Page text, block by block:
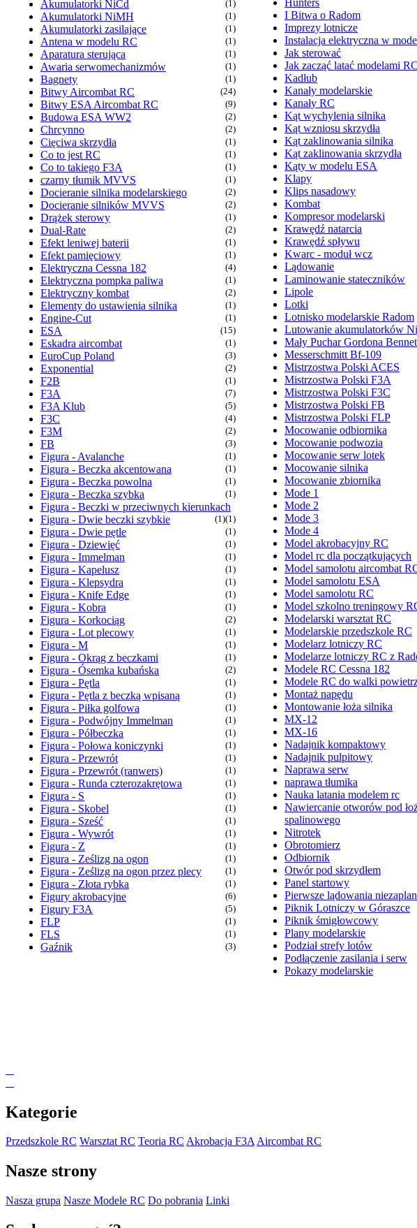
Akumulatorki NiCd (1)
Akumulatorki NiMH (1)
Akumulatorki zasilające (1)
Antena w modelu RC (1)
Aparatura sterująca (1)
Awaria serwomechanizmów (1)
Bagnety (1)
Bitwy Aircombat RC (24)
Bitwy ESA Aircombat RC (9)
Budowa ESA WW2 (2)
Chrcynno (2)
Cięciwa skrzydła (1)
Co to jest RC (1)
Co to takiego F3A (1)
czarny tłumik MVVS (1)
Docieranie silnika modelarskiego (2)
Docieranie silników MVVS (2)
Drążek sterowy (1)
Dual-Rate (2)
Efekt leniwej baterii (1)
Efekt pamięciowy (1)
Elektryczna Cessna 182 (4)
Elektryczna pompka paliwa (1)
Elektryczny kombat (2)
Elementy do ustawienia silnika (1)
Engine-Cut (1)
ESA (15)
Eskadra aircombat (1)
EuroCup Poland (3)
Exponential (2)
F2B (1)
F3A (7)
F3A Klub (5)
F3C (4)
F3M (2)
FB (3)
Figura - Avalanche (1)
Figura - Beczka akcentowana (1)
Figura - Beczka powolna (1)
Figura - Beczka szybka (1)
Figura - Beczki w przeciwnych kierunkach
(1)
Figura - Dwie beczki szybkie (1)
Figura - Dwie pętle (1)
Figura - Dziewięć (1)
Figura - Immelman (1)
Figura - Kapelusz (1)
Figura - Klepsydra (1)
Figura - Knife Edge (1)
Figura - Kobra (1)
Figura - Korkociąg (2)
Figura - Lot plecowy (1)
Figura - M (1)
Figura - Okrąg z beczkami (1)
Figura - Ósemka kubańska (2)
Figura - Pętla (1)
Figura - Pętla z beczką wpisaną (1)
Figura - Piłka golfowa (1)
Figura - Podwójny Immelman (1)
Figura - Półbeczka (1)
Figura - Połowa koniczynki (1)
Figura - Przewrót (1)
Figura - Przewrót (ranwers) (1)
Figura - Runda czterozakrętowa (1)
Figura - S (1)
Figura - Skobel (1)
Figura - Sześć (1)
Figura - Wywrót (1)
Figura - Z (1)
Figura - Ześlizg na ogon (1)
Figura - Ześlizg na ogon przez plecy (1)
Figura - Złota rybka (1)
Figury akrobacyjne (6)
Figury F3A (5)
FLP (1)
FLS (1)
Gaźnik (3)
I Bitwa o Radom
Imprezy lotnicze
Instalacja elektryczna w
Jak sterować
Jak zacząć latać modelami RC
Kadłub
Kanały modelarskie
Kanały RC
Kąt wychylenia silnika
Kąt wzniosu skrzydła
Kąt zaklinowania silnika
Kąt zaklinowania skrzydła
Kąty w modelu ESA
Klapy
Klips nasadowy
Kombat
Kompresor modelarski
Krawędź natarcia
Krawędź spływu
Kwarc - moduł wcz
Lądowanie
Laminowanie stateczników
Lipole
Lotki
Lotnisko modelarskie Radom
Lutowanie akumulatorków
Mały Puchar Gordona
Messerschmitt Bf-109
Mistrzostwa Polski ACES
Mistrzostwa Polski F3A
Mistrzostwa Polski F3C
Mistrzostwa Polski FB
Mistrzostwa Polski FLP
Mocowanie odbiornika
Mocowanie podwozia
Mocowanie serw lotek
Mocowanie silnika
Mocowanie zbiornika
Mode 1
Mode 2
Mode 3
Mode 4
Model akrobacyjny RC
Model rc dla początkujących
Model samolotu aircombat
Model samolotu ESA
Model samolotu RC
Model szkolno treningowy
Modelarski warsztat RC
Modelarskie przedszkole RC
Modelarz lotniczy RC
Modelarze lotniczy RC z
Modele RC Cessna 182
Modele RC do walki
Montaż napędu
Montowanie łoża silnika
MX-12
MX-16
Nadajnik kompaktowy
Nadajnik pulpitowy
Naprawa serw
naprawa tłumika
Nauka latania modelem rc
Nawiercanie otworów pod
spalinowego
Nitrotek
Obrotomierz
Odbiornik
Otwór pod skrzydłem
Panel startowy
Pierwsze lądowania
Piknik Lotniczy w Góraszce
Piknik śmigłowcowy
Plany modelarskie
Podział strefy lotów
Podłączenie zasilania i serw
Pokazy modelarskie
Kategorie
Przedszkole RC Warsztat RC Teoria RC Akrobacja F3AAircombat RC
Nasze strony
Nasza grupa Nasze Modele RC Do pobrania Linki